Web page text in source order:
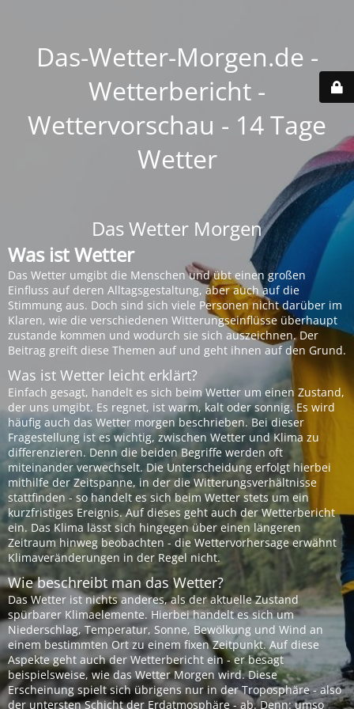
Das-Wetter-Morgen.de -
Wetterbericht -
Wettervorschau - 14 Tage
Wetter
Das Wetter Morgen
Was ist Wetter
Das Wetter umgibt die Menschen und übt einen großen
Einfluss auf deren Alltagsgestaltung, aber auch auf die
Stimmung aus. Doch sind sich viele Personen nicht darüber im
Klaren, wie die verschiedenen Witterungseinflüsse überhaupt
zustande kommen und wodurch sie sich auszeichnen. Der
Beitrag greift diese Themen auf und geht ihnen auf den Grund.
Was ist Wetter leicht erklärt?
Einfach gesagt, handelt es sich beim Wetter um einen Zustand,
der uns umgibt. Es regnet, ist warm, kalt oder sonnig. Es wird
häufig auch das Wetter morgen beschrieben. Bei dieser
Fragestellung ist es wichtig, zwischen Wetter und Klima zu
differenzieren. Denn die beiden Begriffe werden oft
miteinander verwechselt. Die Unterscheidung erfolgt hierbei
mithilfe der Zeitspanne, in der die Witterungsverhältnisse
stattfinden - so handelt es sich beim Wetter stets um ein
kurzfristiges Ereignis. Auf dieses geht auch der Wetterbericht
ein. Das Klima lässt sich hingegen über einen längeren
Zeitraum hinweg beobachten - die Wettervorhersage erwähnt
Klimaveränderungen in der Regel nicht.
Wie beschreibt man das Wetter?
Das Wetter ist nichts anderes, als der aktuelle Zustand
spürbarer Klimaelemente. Hierbei handelt es sich um
Niederschlag, Temperatur, Sonne, Bewölkung und Wind an
einem bestimmten Ort zu einem fixen Zeitpunkt. Auf diese
Aspekte geht auch der Wetterbericht ein - er besagt
beispielsweise, wie das Wetter Morgen wird. Diese
Erscheinung spielt sich übrigens nur in der Troposphäre - also
der untersten Schicht der Erdatmosphäre - ab. Denn: umso